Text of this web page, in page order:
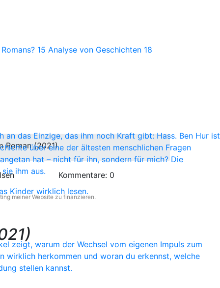
15 Analyse von Geschichten 18
das Einzige, das ihm noch Kraft gibt: Hass. Ben Hur ist
über eine der ältesten menschlichen Fragen
hat – nicht für ihn, sondern für mich? Die
ihm aus.
zeigt, warum der Wechsel vom eigenen Impuls zum
wirklich herkommen und woran du erkennst, welche
stellen kannst.
Roman (2021)
Kommentare: 0
meiner Website zu finanzieren.